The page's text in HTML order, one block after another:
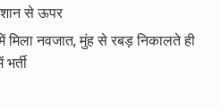
से ऊपर
मिला नवजात, मुंह से रबड़ निकालते ही